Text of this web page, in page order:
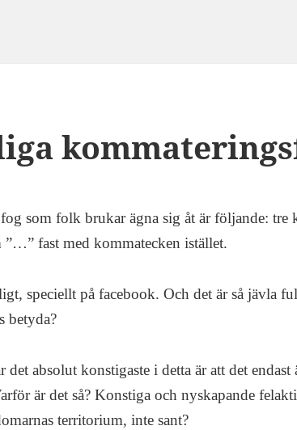
som folk brukar ägna sig åt är följande: tre
”…” fast med kommatecken istället.
speciellt på facebook. Och det är så jävla
betyda?
det absolut konstigaste i detta är att det
är det så? Konstiga och nyskapande
territorium, inte sant?